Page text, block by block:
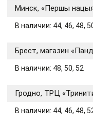
Минск, «Першы
В наличии: 44, 46, 48,
Брест, магазин
В наличии: 48, 50, 52
Гродно, ТРЦ
В наличии: 44, 46, 48,